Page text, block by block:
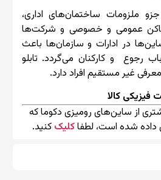
جزو ملزومات ساختمان‌های اداری،
عمومی و خصوصی و شرکت‌ها
در ادارات و سازمان‌ها باعث
رجوع و کارکنان می‌گردد. تابلو
غیر مستقیم افراد دارد.
فیزیکی کالا
از ساین‌های رومیزی دکوما که
شده است، لطفاکلیک کنید.